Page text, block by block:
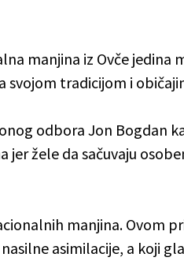
manjina iz Ovče jedina
svojom tradicijom i
odbora Jon Bogdan
jer žele da sačuvaju
manjina. Ovom
asimilacije, a koji